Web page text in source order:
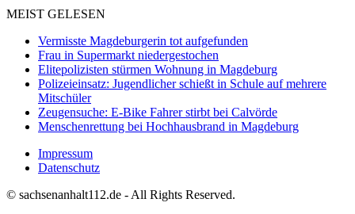
MEIST GELESEN
Vermisste Magdeburgerin tot aufgefunden
Frau in Supermarkt niedergestochen
Elitepolizisten stürmen Wohnung in Magdeburg
Polizeieinsatz: Jugendlicher schießt in Schule auf mehrere
Mitschüler
Zeugensuche: E-Bike Fahrer stirbt bei Calvörde
Menschenrettung bei Hochhausbrand in Magdeburg
Impressum
Datenschutz
© sachsenanhalt112.de - All Rights Reserved.